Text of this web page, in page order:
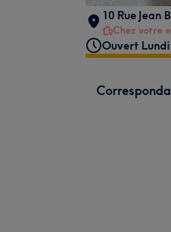
10 Rue Jean
Chez votre
Ouvert